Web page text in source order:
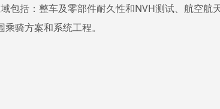
包括：整车及零部件耐久性和NVH测试、航空航
骑方案和系统工程。